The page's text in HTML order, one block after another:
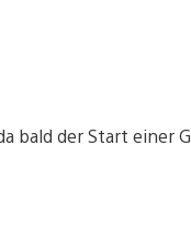
bald der Start einer